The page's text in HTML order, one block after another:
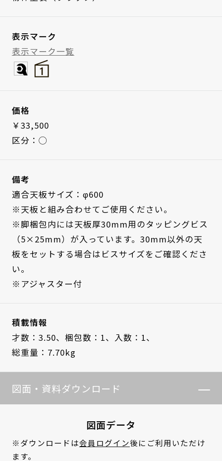
表示マーク
表示マーク一覧
価格
￥33,500
区分：◯
備考
適合天板サイズ：φ600
※天板と組み合わせてご使用ください。
※脚梱包内には天板厚30mm用のタッピングビス
（5×25mm）が入っています。30mm以外の天
板をセットする場合はビスサイズをご確認くださ
い。
※アジャスター付
積載情報
才数：3.50、 梱包数：1、 入数：1、
総重量：7.70kg
図面・資料ダウンロード
図面データ
※ダウンロードは会員ログイン後にご利用いただけ
ます。